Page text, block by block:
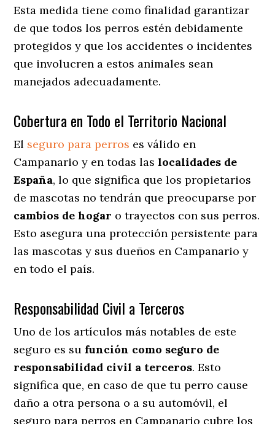
Esta medida tiene como finalidad garantizar
de que todos los perros estén debidamente
protegidos y que los accidentes o incidentes
que involucren a estos animales sean
manejados adecuadamente.
Cobertura en Todo el Territorio Nacional
El seguro para perros es válido en
Campanario y en todas laslocalidades de
España, lo que significa que los propietarios
de mascotas no tendrán que preocuparse por
cambios de hogar o trayectos con sus perros.
Esto asegura una protección persistente para
las mascotas y sus dueños en Campanario y
en todo el país.
Responsabilidad Civil a Terceros
Uno de los artículos más notables de este
seguro es su función como seguro de
responsabilidad civil a terceros. Esto
significa que, en caso de que tu perro cause
daño a otra persona o a su automóvil, el
seguro para perros en Campanario cubre los